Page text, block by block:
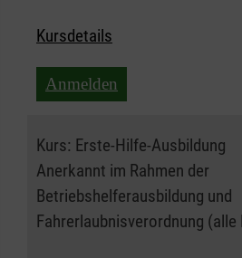
Kursdetails
Anmelden
Kurs: Erste-Hilfe-Ausbildung
Anerkannt im Rahmen der
Betriebshelferausbildung und
Fahrerlaubnisverordnung (alle